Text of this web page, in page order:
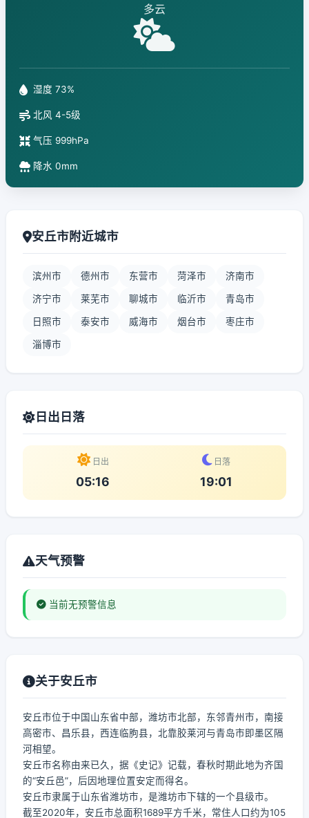
多云
湿度 73%
北风 4-5级
气压 999hPa
降水 0mm
安丘市附近城市
滨州市 德州市 东营市 菏泽市 济南市
济宁市 莱芜市 聊城市 临沂市 青岛市
日照市 泰安市 威海市 烟台市 枣庄市
淄博市
日出日落
日出
05:16
日落
19:01
天气预警
当前无预警信息
关于安丘市
安丘市位于中国山东省中部，潍坊市北部，东邻青州市，南接
高密市、昌乐县，西连临朐县，北靠胶莱河与青岛市即墨区隔
河相望。
安丘市名称由来已久，据《史记》记载，春秋时期此地为齐国
的“安丘邑”，后因地理位置安定而得名。
安丘市隶属于山东省潍坊市，是潍坊市下辖的一个县级市。
截至2020年，安丘市总面积1689平方千米，常住人口约为105